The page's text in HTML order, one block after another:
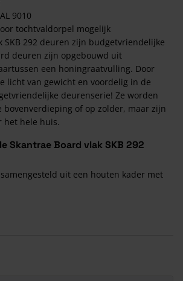
9010
tochtvaldorpel mogelijk
SKB 292 deuren zijn budgetvriendelijke
deuren zijn opgebouwd uit
een honingraatvulling. Door
licht van gewicht en voordelig in de
deurenserie! Ze worden
bovenverdieping of op zolder, maar zijn
het hele huis.
Skantrae Board vlak SKB 292
uit een houten kader met
de pagina bij de veel gestelde